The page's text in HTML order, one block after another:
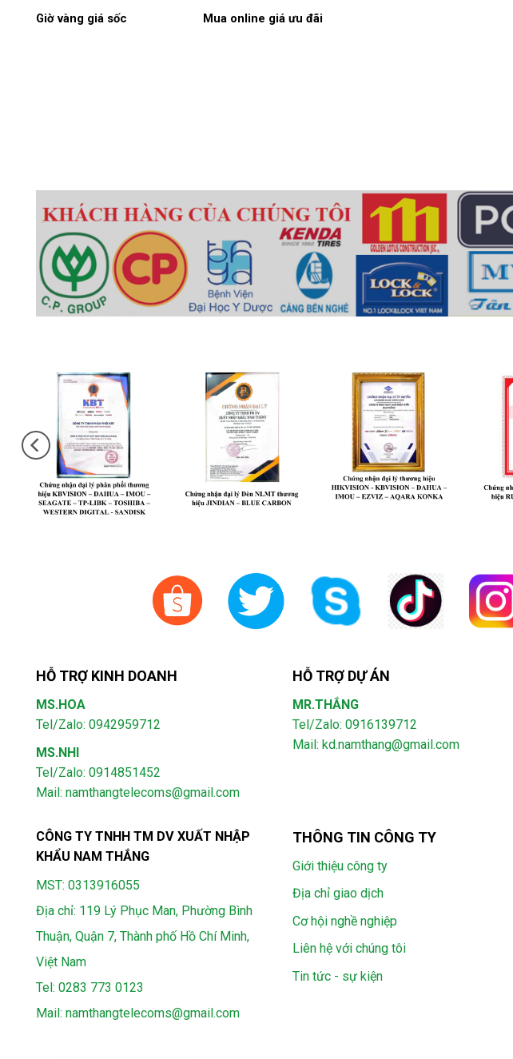
Giờ vàng giá sốc Mua online giá ưu đãi
HỖ TRỢ KINH DOANH
MS.HOA
Tel/Zalo: 0942959712
MS.NHI
Tel/Zalo: 0914851452
Mail: namthangtelecoms@gmail.com
HỖ TRỢ DỰ ÁN
MR.THẮNG
Tel/Zalo: 0916139712
Mail: kd.namthang@gmail.com
CÔNG TY TNHH TM DV XUẤT NHẬP
KHẨU NAM THẮNG
MST: 0313916055
Địa chỉ: 119 Lý Phục Man, Phường Bình
Thuận, Quận 7, Thành phố Hồ Chí Minh,
Việt Nam
Tel: 0283 773 0123
Mail: namthangtelecoms@gmail.com
THÔNG TIN CÔNG TY
Giới thiệu công ty
Địa chỉ giao dịch
Cơ hội nghề nghiệp
Liên hệ với chúng tôi
Tin tức - sự kiện